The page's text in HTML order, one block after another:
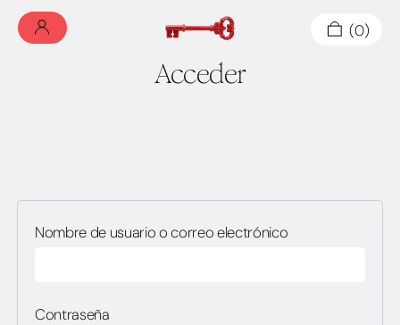
0
Acceder
Nombre de usuario o correo electrónico
Contraseña